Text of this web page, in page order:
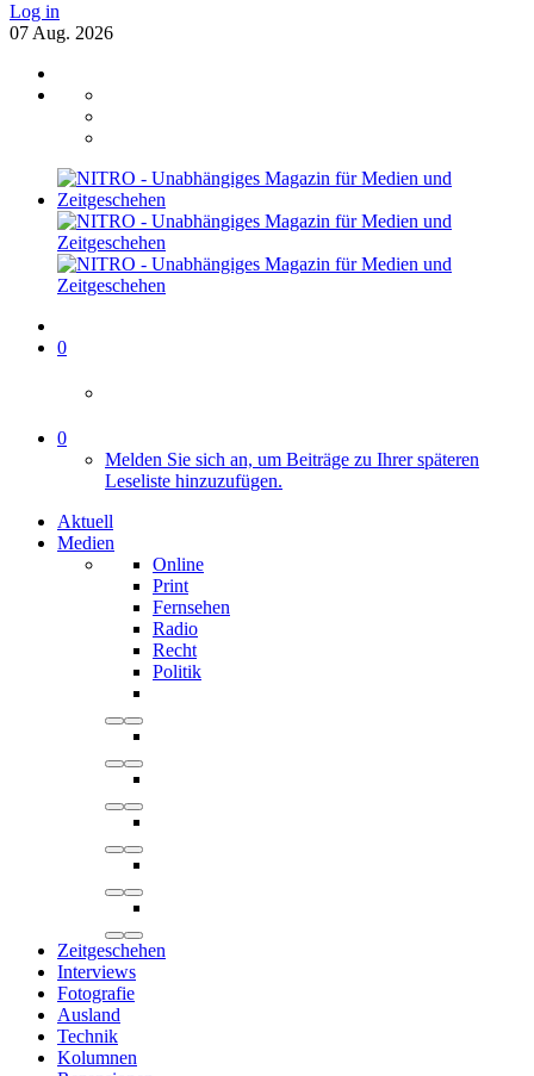
Log in
07 Aug. 2026
0
0
Melden Sie sich an, um Beiträge zu Ihrer späteren
Leseliste hinzuzufügen.
Aktuell
Medien
Online
Print
Fernsehen
Radio
Recht
Politik
Zeitgeschehen
Interviews
Fotografie
Ausland
Technik
Kolumnen